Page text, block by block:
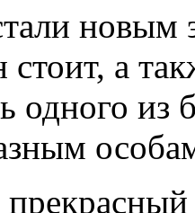
новым
стоит, а
одного из